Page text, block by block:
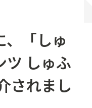
、「しゅ
ツ しゅふ
されまし